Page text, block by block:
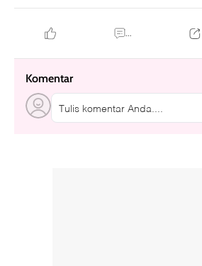
...
Komentar
Tulis komentar Anda....